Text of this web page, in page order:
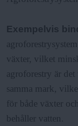
Exempelvis
växter, vilket
agroforestry är det
samma mark,
för både växter
behåller vatten.